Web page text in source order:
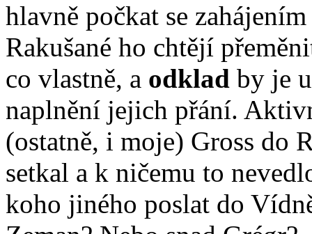
hlavně počkat se
Rakušané ho chtějí
co vlastně, a odklad by je
naplnění jejich přání.
(ostatně, i moje) Gross do
setkal a k ničemu to
koho jiného poslat do